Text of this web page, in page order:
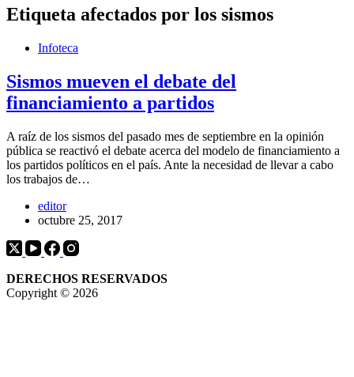
Etiqueta afectados por los sismos
Infoteca
Sismos mueven el debate del
financiamiento a partidos
A raíz de los sismos del pasado mes de septiembre en la opinión
pública se reactivó el debate acerca del modelo de financiamiento a
los partidos políticos en el país. Ante la necesidad de llevar a cabo
los trabajos de…
editor
octubre 25, 2017
DERECHOS RESERVADOS
Copyright © 2026